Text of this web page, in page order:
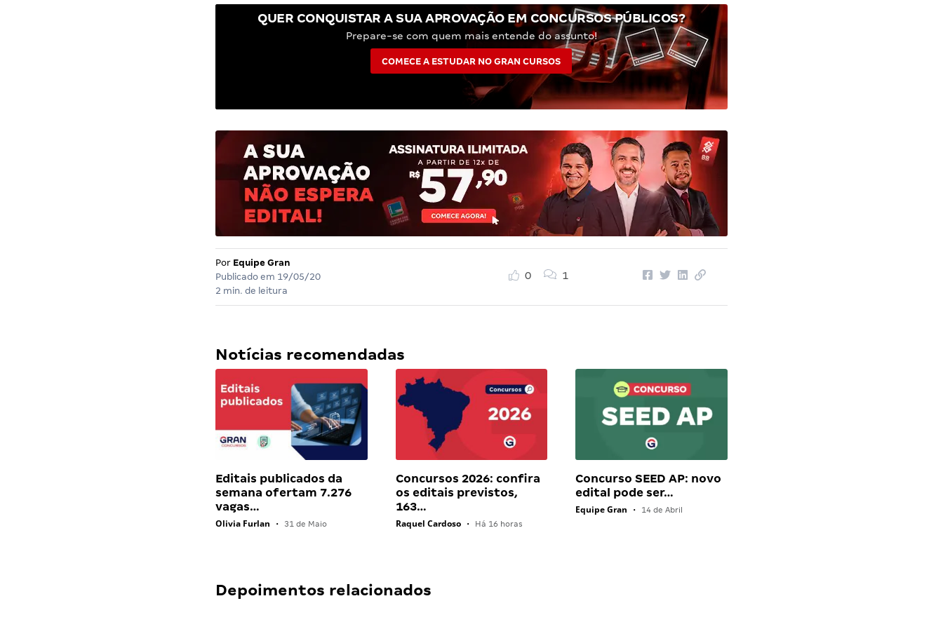
QUER CONQUISTAR A SUA APROVAÇÃO EM CONCURSOS PÚBLICOS?
Prepare-se com quem mais entende do assunto!
COMECE A ESTUDAR NO GRAN CURSOS
Por Equipe Gran
Publicado em 19/05/20
2 min. de leitura
0 1
Notícias recomendadas
Editais publicados da
semana ofertam 7.276
vagas…
Olivia Furlan • 31 de Maio
Concursos 2026: confira
os editais previstos,
163…
Raquel Cardoso • Há 16 horas
Concurso SEED AP: novo
edital pode ser…
Equipe Gran • 14 de Abril
Depoimentos relacionados